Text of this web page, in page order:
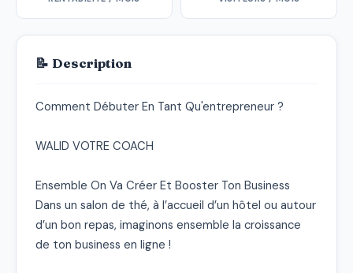
📝 Description
Comment Débuter En Tant Qu'entrepreneur ?
WALID VOTRE COACH
Ensemble On Va Créer Et Booster Ton Business
Dans un salon de thé, à l’accueil d’un hôtel ou autour
d’un bon repas, imaginons ensemble la croissance
de ton business en ligne !